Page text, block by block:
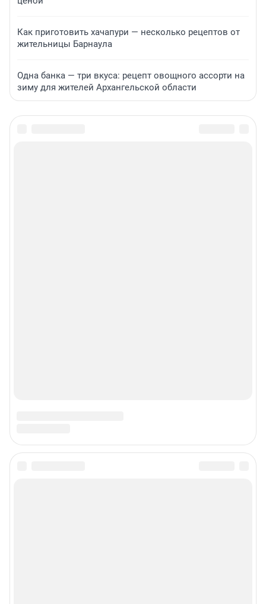
Как приготовить хачапури — несколько рецептов от
жительницы Барнаула
Одна банка — три вкуса: рецепт овощного ассорти на
зиму для жителей Архангельской области